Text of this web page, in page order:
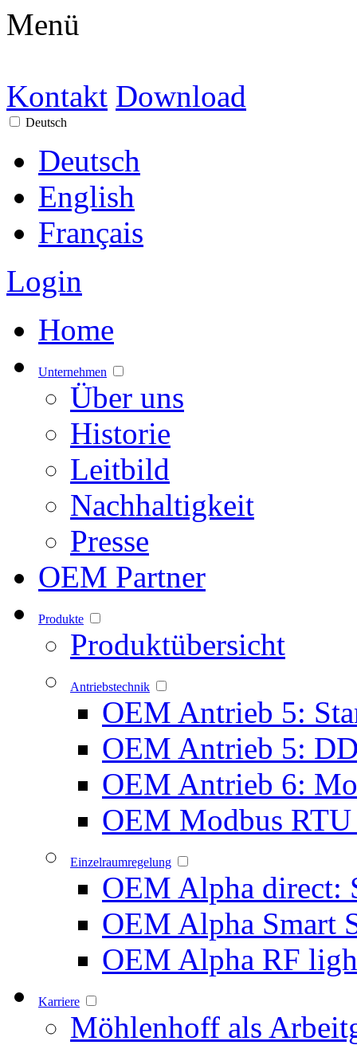
Menü
Kontakt Download
Deutsch
Deutsch
English
Français
Login
Home
Unternehmen
Über uns
Historie
Leitbild
Nachhaltigkeit
Presse
OEM Partner
Produkte
Produktübersicht
Antriebstechnik
OEM Antrieb 5:
OEM Antrieb 5:
OEM Antrieb 6:
OEM Modbus
Einzelraumregelung
OEM Alpha direct:
OEM Alpha Smart
OEM Alpha RF
Karriere
Möhlenhoff als